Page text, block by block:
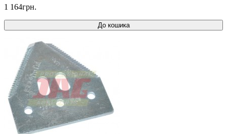
1 164грн.
До кошика